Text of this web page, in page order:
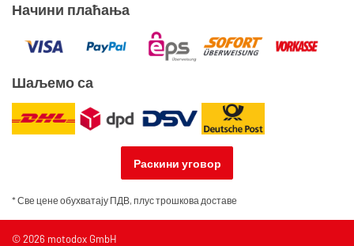
Начини плаћања
Шаљемо са
Раскини уговор
* Све цене обухватају ПДВ, плустрошкова доставе
© 2026 motodox GmbH